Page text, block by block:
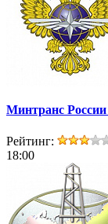
Минтранс
Рейтинг:
18:00